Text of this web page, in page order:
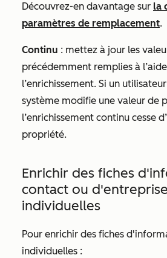
Découvrez-en davantage sur la
paramètres de remplacement.
Continu : mettez à jour les
précédemment remplies à
l’enrichissement. Si un
système modifie une valeur de
l’enrichissement continu cesse
propriété.
Enrichir des fiches
contact ou d'entreprise
individuelles
Pour enrichir des fiches
individuelles :